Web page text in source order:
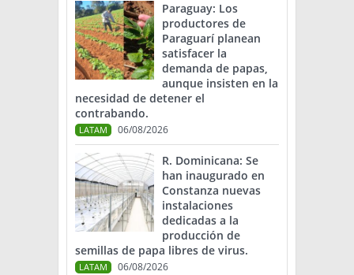
Paraguay: Los
productores de
Paraguarí planean
satisfacer la
demanda de papas,
aunque insisten en la
necesidad de detener el
contrabando.
LATAM 06/08/2026
R. Dominicana: Se
han inaugurado en
Constanza nuevas
instalaciones
dedicadas a la
producción de
semillas de papa libres de virus.
LATAM 06/08/2026